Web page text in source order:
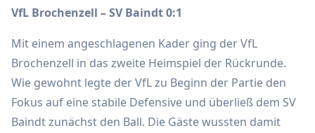
VfL Brochenzell – SV Baindt 0:1
Mit einem angeschlagenen Kader ging der VfL
Brochenzell in das zweite Heimspiel der Rückrunde.
Wie gewohnt legte der VfL zu Beginn der Partie den
Fokus auf eine stabile Defensive und überließ dem SV
Baindt zunächst den Ball. Die Gäste wussten damit